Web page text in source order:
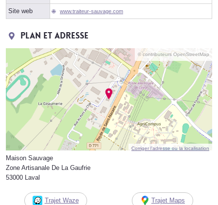
Site web www.traiteur-sauvage.com
Plan et adresse
© contributeurs OpenStreetMap
Corriger l’adresse ou la localisation
Maison Sauvage
Zone Artisanale De La Gaufrie
53000 Laval
Trajet Waze Trajet Maps